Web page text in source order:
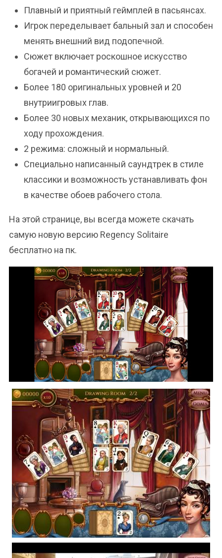
Плавный и приятный геймплей в пасьянсах.
Игрок переделывает бальный зал и способен
менять внешний вид подопечной.
Сюжет включает роскошное искусство
богачей и романтический сюжет.
Более 180 оригинальных уровней и 20
внутриигровых глав.
Более 30 новых механик, открывающихся по
ходу прохождения.
2 режима: сложный и нормальный.
Специально написанный саундтрек в стиле
классики и возможность устанавливать фон
в качестве обоев рабочего стола.
На этой странице, вы всегда можете скачать
самую новую версию Regency Solitaire
бесплатно на пк.